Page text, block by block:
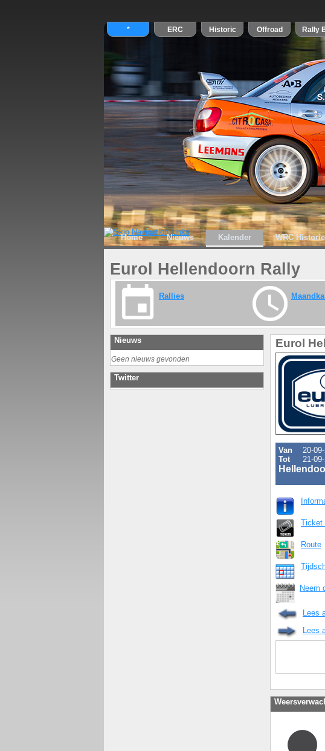
Home Nieuws Kalender WRC Historie
Eurol Hellendoorn Rally
Rallies
Nieuws
Geen nieuws gevonden
Twitter
Eurol
Van
20-
Tot
21-
Ticket
Route
Neem
Lees